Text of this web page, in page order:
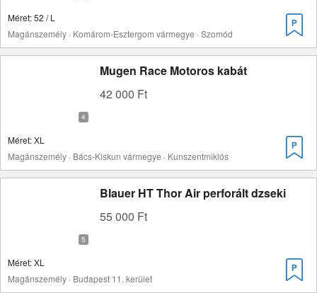
Méret: 52 / L
Magánszemély · Komárom-Esztergom vármegye · Szomód
Mugen Race Motoros kabát
42 000 Ft
Méret: XL
Magánszemély · Bács-Kiskun vármegye · Kunszentmiklós
Blauer HT Thor Air perforált dzseki
55 000 Ft
Méret: XL
Magánszemély · Budapest 11. kerület